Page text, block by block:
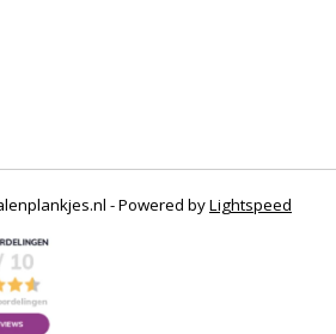
- Powered byLightspeed